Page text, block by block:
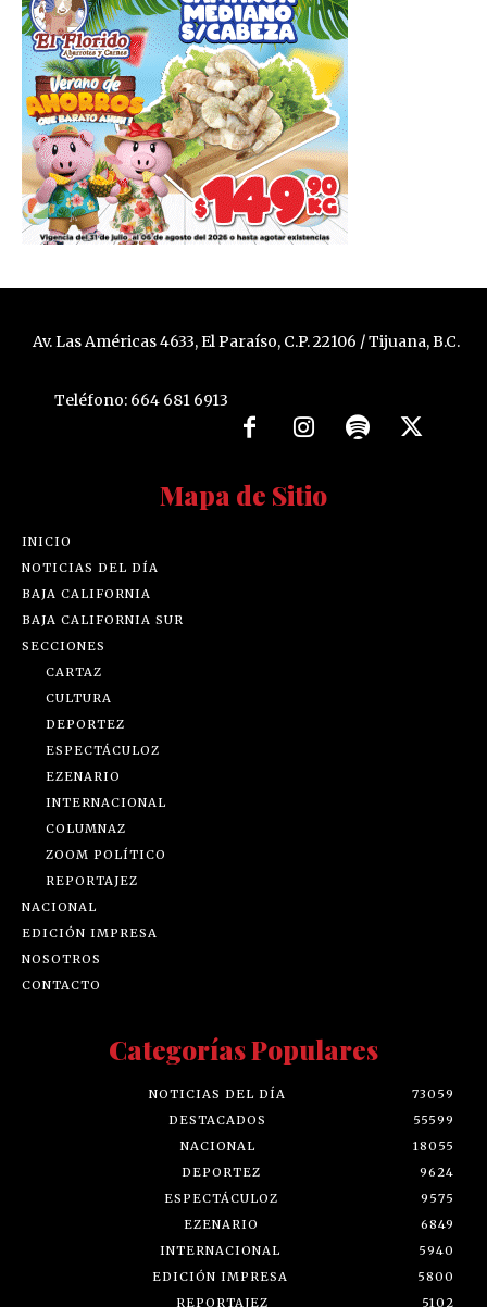
Av. Las Américas 4633, El Paraíso, C.P. 22106 / Tijuana, B.C.
Teléfono: 664 681 6913
Mapa de Sitio
INICIO
NOTICIAS DEL DÍA
BAJA CALIFORNIA
BAJA CALIFORNIA SUR
SECCIONES
CARTAZ
CULTURA
DEPORTEZ
ESPECTÁCULOZ
EZENARIO
INTERNACIONAL
COLUMNAZ
ZOOM POLÍTICO
REPORTAJEZ
NACIONAL
EDICIÓN IMPRESA
NOSOTROS
CONTACTO
Categorías Populares
NOTICIAS DEL DÍA
73059
DESTACADOS
55599
NACIONAL
18055
DEPORTEZ
9624
ESPECTÁCULOZ
9575
EZENARIO
6849
INTERNACIONAL
5940
EDICIÓN IMPRESA
5800
REPORTAJEZ
5102